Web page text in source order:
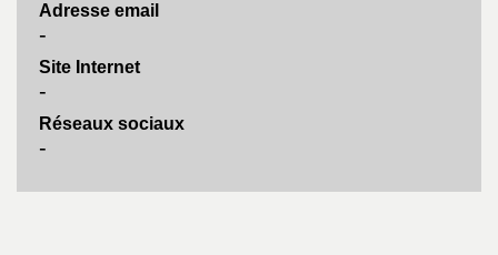
Adresse email
-
Site Internet
-
Réseaux sociaux
-